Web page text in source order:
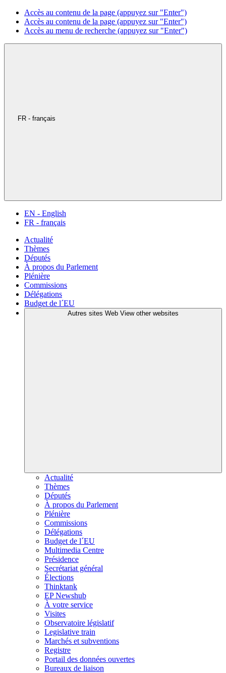
Accès au contenu de la page (appuyez sur "Enter")
Accès au contenu de la page (appuyez sur "Enter")
Accès au menu de recherche (appuyez sur "Enter")
FR - français
EN - English
FR - français
Actualité
Thèmes
Députés
À propos du Parlement
Plénière
Commissions
Délégations
Budget de l´EU
Autres sites Web View other websites
Actualité
Thèmes
Députés
À propos du Parlement
Plénière
Commissions
Délégations
Budget de l´EU
Multimedia Centre
Présidence
Secrétariat général
Élections
Thinktank
EP Newshub
À votre service
Visites
Observatoire législatif
Legislative train
Marchés et subventions
Registre
Portail des données ouvertes
Bureaux de liaison